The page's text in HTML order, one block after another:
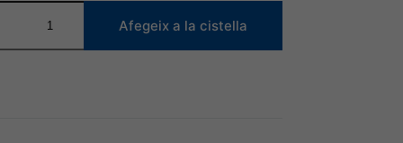
Afegeix a la cistella